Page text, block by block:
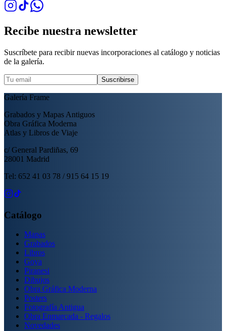
Recibe nuestra newsletter
Suscríbete para recibir nuevas incorporaciones al catálogo y noticias
de la galería.
Suscribirse
Galería Frame
Grabados y Mapas Antiguos
Obra Gráfica Moderna
Atlas y Libros de Viaje
c/ General Pardiñas, 69
28001 Madrid
Tel: 652 41 03 78 / 915 64 15 19
Catálogo
Mapas
Grabados
Libros
Goya
Piranesi
Dibujos
Obra Gráfica Moderna
Posters
Fotografía Antigua
Obra Enmarcada - Regalos
Novedades